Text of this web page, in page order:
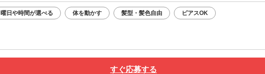
曜日や時間が選べる 体を動かす 髪型・髪色自由 ピアスOK
すぐ応募する